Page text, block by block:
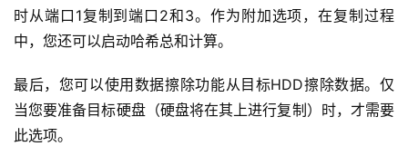
时从端口1复制到端口2和3。作为附加选项，在复制过程
中，您还可以启动哈希总和计算。
最后，您可以使用数据擦除功能从目标HDD擦除数据。仅
当您要准备目标硬盘（硬盘将在其上进行复制）时，才需要
此选项。